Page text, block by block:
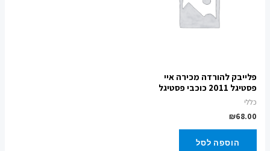
פלייבק להורדה מכירה איי
פסטיגל 2011 כוכבי פסטיגל
כללי
₪68.00
הוספה לסל